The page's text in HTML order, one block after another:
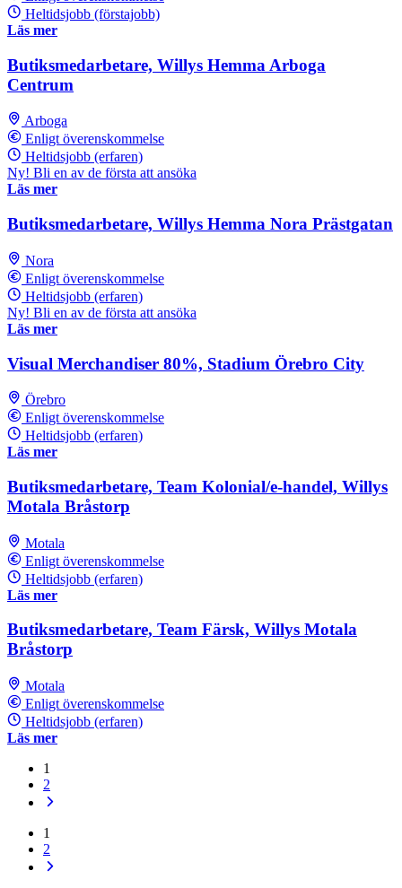
Heltidsjobb (förstajobb)
Läs mer
Butiksmedarbetare, Willys Hemma Arboga
Centrum
Arboga
Enligt överenskommelse
Heltidsjobb (erfaren)
Ny! Bli en av de första att ansöka
Läs mer
Butiksmedarbetare, Willys Hemma Nora Prästgatan
Nora
Enligt överenskommelse
Heltidsjobb (erfaren)
Ny! Bli en av de första att ansöka
Läs mer
Visual Merchandiser 80%, Stadium Örebro City
Örebro
Enligt överenskommelse
Heltidsjobb (erfaren)
Läs mer
Butiksmedarbetare, Team Kolonial/e-handel, Willys
Motala Bråstorp
Motala
Enligt överenskommelse
Heltidsjobb (erfaren)
Läs mer
Butiksmedarbetare, Team Färsk, Willys Motala
Bråstorp
Motala
Enligt överenskommelse
Heltidsjobb (erfaren)
Läs mer
1
2
1
2